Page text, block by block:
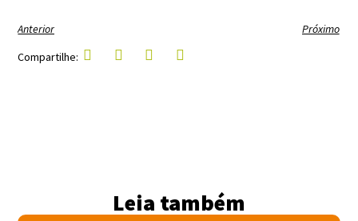
Anterior
Próximo
Compartilhe:
Leia também